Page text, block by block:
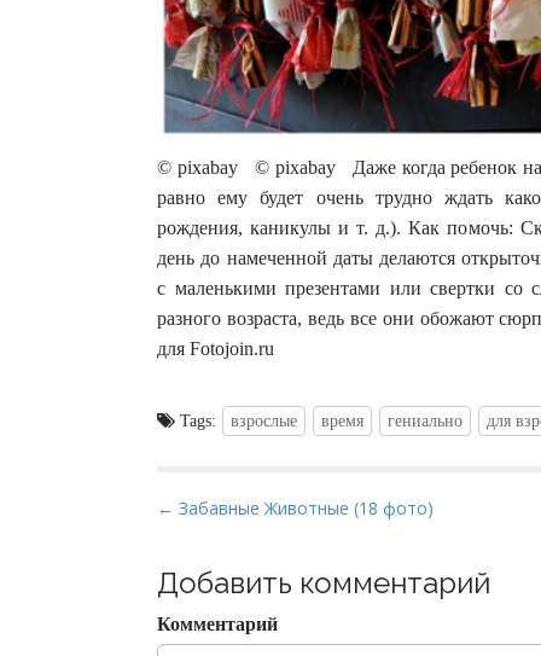
© pixabay © pixabay Даже когда ребенок
равно ему будет очень трудно ждать
рождения, каникулы и т. д.). Как помочь:
день до намеченной даты делаются
с маленькими презентами или свертки со
разного возраста, ведь все они обожают
для Fotojoin.ru
Tags: взрослые время гениально для
P
s
t
n
← Забавные Животные (18 фото)
Добавить комментарий
Комментарий